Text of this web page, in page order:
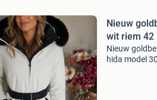
Nieuw
wit riem 42
Nieuw
hida model